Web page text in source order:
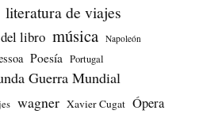
literatura de viajes
libro música Napoleón
Poesía Portugal
Guerra Mundial
wagner Xavier Cugat Ópera